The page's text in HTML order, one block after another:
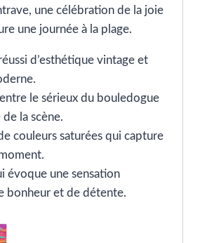
une célébration de la joie
une journée à la plage.
d’esthétique vintage et
le sérieux du bouledogue
la scène.
couleurs saturées qui capture
évoque une sensation
bonheur et de détente.